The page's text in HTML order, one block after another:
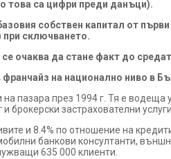
това са цифри преди данъци).
собствен капитал от първи
при сключването.
очаква да стане факт до
на национално ниво в
пазара през 1994 г. Тя е
брокерски застрахователни
и 8.4% по отношение на
банкови консултанти,
635 000 клиенти.